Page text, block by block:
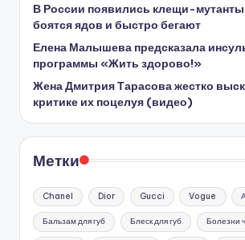
В России появились клещи-
боятся ядов и быстро бегают
Елена Малышева предсказала
программы «Жить здорово!»
Жена Дмитрия Тарасова жестко
критике их поцелуя (видео)
Метки
Chanel Dior Gucci Vogue
Бальзам для губ Блеск для губ Болезни